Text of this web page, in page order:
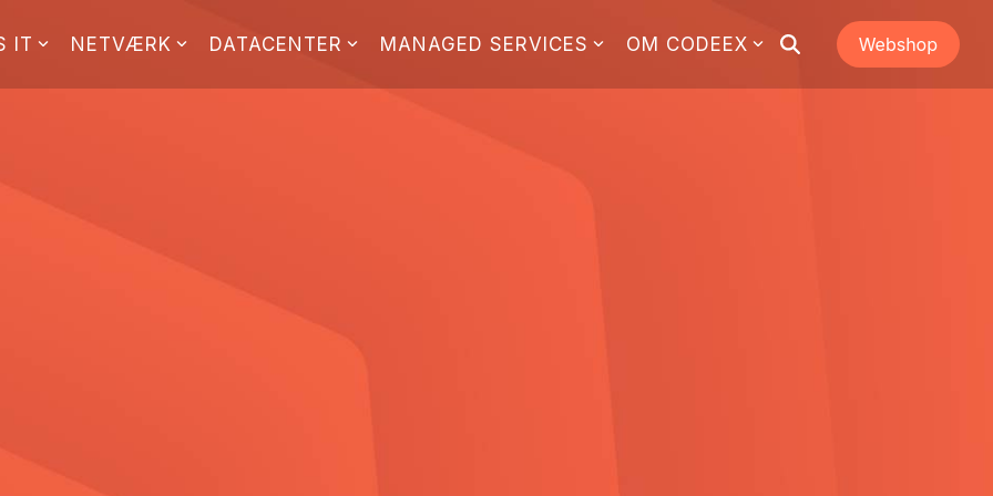
IT NETVÆRK DATACENTER MANAGED SERVICES OM CODEEX